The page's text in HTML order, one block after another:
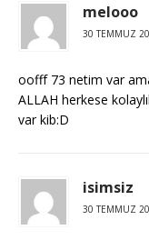
melooo
30 TEMMUZ
oofff 73 netim var
ALLAH herkese
var kib:D
isimsiz
30 TEMMUZ